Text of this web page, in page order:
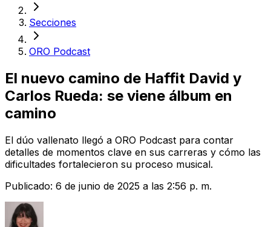
Secciones
ORO Podcast
El nuevo camino de Haffit David y
Carlos Rueda: se viene álbum en
camino
El dúo vallenato llegó a ORO Podcast para contar
detalles de momentos clave en sus carreras y cómo las
dificultades fortalecieron su proceso musical.
Publicado: 6 de junio de 2025 a las 2:56 p. m.